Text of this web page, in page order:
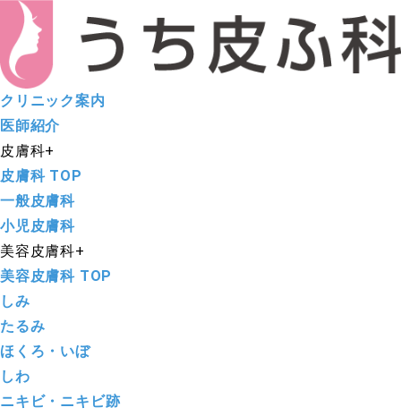
クリニック案内
医師紹介
皮膚科+
皮膚科 TOP
一般皮膚科
小児皮膚科
美容皮膚科+
美容皮膚科 TOP
しみ
たるみ
ほくろ・いぼ
しわ
ニキビ・ニキビ跡